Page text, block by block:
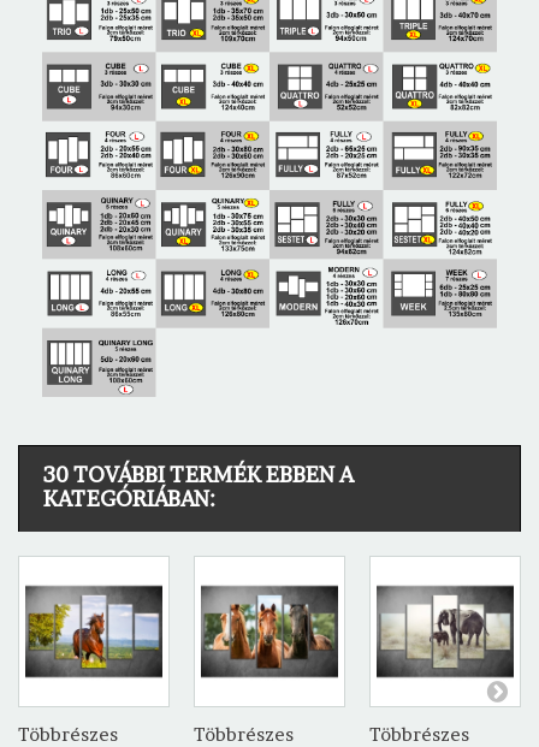
30 TOVÁBBI TERMÉK EBBEN A
KATEGÓRIÁBAN:
Többrészes
Többrészes
Többrészes